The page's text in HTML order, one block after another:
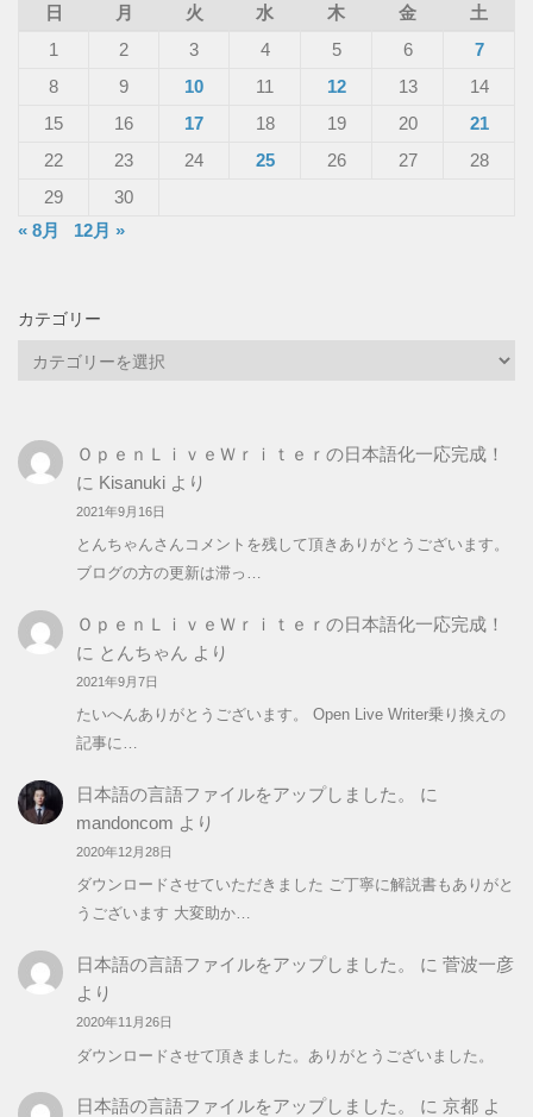
日
月 火 水 木 金
土
1
2 3 4 5 6
7
8
9 10 11 12 13
14
15
16 17 18 19 20
21
22
23 24 25 26 27
28
29
30
« 8月
12月 »
カテゴリー
リ
ー
ＯｐｅｎＬｉｖｅＷｒｉｔｅｒの日本語化一応完成！
に Kisanukiより
2021年9月16日
とんちゃんさんコメントを残して頂きありがとうございます。
ブログの方の更新は滞っ…
ＯｐｅｎＬｉｖｅＷｒｉｔｅｒの日本語化一応完成！
に とんちゃん より
2021年9月7日
たいへんありがとうございます。 Open Live Writer乗り換えの
記事に…
日本語の言語ファイルをアップしました。
に
mandoncom より
2020年12月28日
ダウンロードさせていただきました ご丁寧に解説書もありがと
うございます 大変助か…
日本語の言語ファイルをアップしました。 に 菅波一彦
より
2020年11月26日
ダウンロードさせて頂きました。ありがとうございました。
日本語の言語ファイルをアップしました。 に 京都よ